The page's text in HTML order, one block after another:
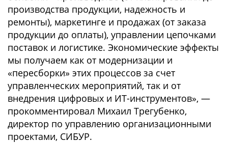
производства продукции, надежность и
ремонты), маркетинге и продажах (от заказа
продукции до оплаты), управлении цепочками
поставок и логистике. Экономические эффекты
мы получаем как от модернизации и
«пересборки» этих процессов за счет
управленческих мероприятий, так и от
внедрения цифровых и ИТ-инструментов», —
прокомментировал Михаил Трегубенко,
директор по управлению организационными
проектами, СИБУР.